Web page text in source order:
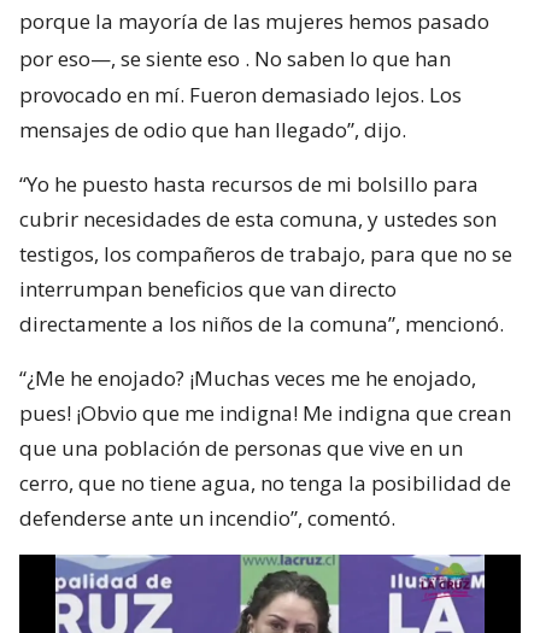
porque la mayoría de las mujeres hemos pasado
por eso—, se siente eso . No saben lo que han
provocado en mí. Fueron demasiado lejos. Los
mensajes de odio que han llegado”, dijo.
“Yo he puesto hasta recursos de mi bolsillo para
cubrir necesidades de esta comuna, y ustedes son
testigos, los compañeros de trabajo, para que no se
interrumpan beneficios que van directo
directamente a los niños de la comuna”, mencionó.
“¿Me he enojado? ¡Muchas veces me he enojado,
pues! ¡Obvio que me indigna! Me indigna que crean
que una población de personas que vive en un
cerro, que no tiene agua, no tenga la posibilidad de
defenderse ante un incendio”, comentó.